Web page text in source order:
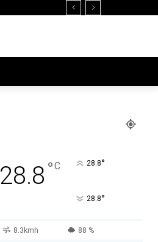
28.8 °C 28.8°
28.8°
8.3kmh 88 %